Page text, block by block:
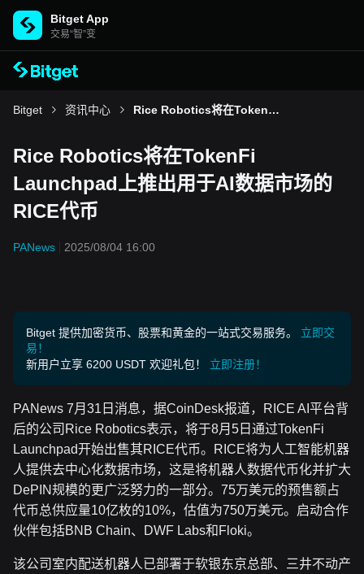
Bitget App
交易“智”变
Bitget 资讯中心 Rice Robotics将在TokenFi Launchpad上推出用于AI数据市场的RICE代币
Rice Robotics将在TokenFi
Launchpad上推出用于AI数据市场的
RICE代币
PANews 2025/08/04 16:00
Bitget 提供加密货币、股票和黄金的一站式交易服务。
立即交
易！
新用户立享 6200 USDT 欢迎礼包！
立即注册！
PANews 7月31日消息，据CoinDesk报道，RICE AI平台背
后的公司Rice Robotics表示，将于8月5日通过TokenFi
Launchpad开始出售其RICE代币。RICE将为人工智能机器
人提供去中心化数据市场，这是将机器人数据代币化并扩大
DePIN规模的更广泛努力的一部分。75万美元的预售额占
代币总供应量10亿枚的10%，估值为750万美元。启动合作
伙伴包括BNB Chain、DWF Labs和Floki。
该公司室内配送机器人已部署于软银东京总部、三井不动产